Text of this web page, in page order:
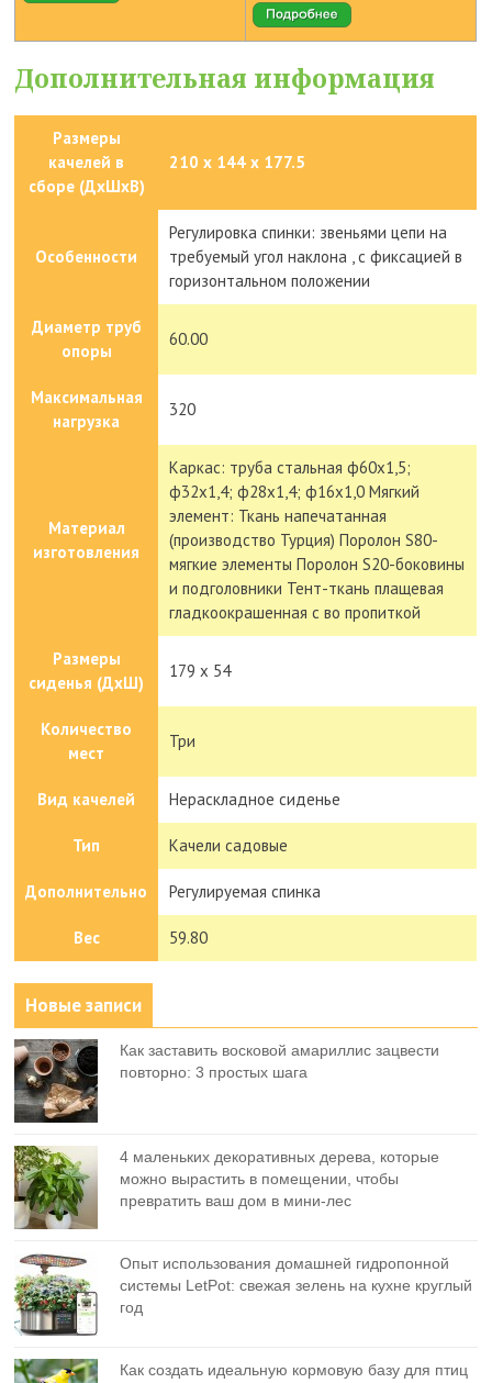
Дополнительная информация
Размеры
качелей в
сборе (ДxШxВ)
210 х 144 х 177.5
Особенности
Регулировка спинки: звеньями цепи на
требуемый угол наклона , с фиксацией в
горизонтальном положении
Диаметр труб
опоры
60.00
Максимальная
нагрузка
320
Материал
изготовления
Каркас: труба стальная ф60х1,5;
ф32х1,4; ф28х1,4; ф16х1,0 Мягкий
элемент: Ткань напечатанная
(производство Турция) Поролон S80-
мягкие элементы Поролон S20-боковины
и подголовники Тент-ткань плащевая
гладкоокрашенная с во пропиткой
Размеры
сиденья (ДxШ)
179 х 54
Количество
мест
Три
Вид качелей Нераскладное сиденье
Тип Качели садовые
Дополнительно Регулируемая спинка
Вес 59.80
Новые записи
Как заставить восковой амариллис зацвести
повторно: 3 простых шага
4 маленьких декоративных дерева, которые
можно вырастить в помещении, чтобы
превратить ваш дом в мини-лес
Опыт использования домашней гидропонной
системы LetPot: свежая зелень на кухне круглый
год
Как создать идеальную кормовую базу для птиц